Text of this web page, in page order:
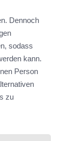
Dennoch
sodass
kann.
Person
zu